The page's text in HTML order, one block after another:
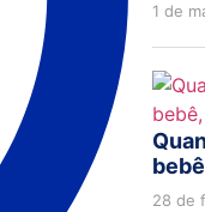
1 de
28 de